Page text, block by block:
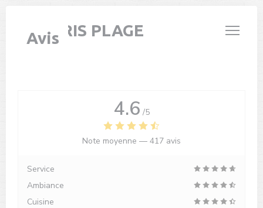
LE PARIS PLAGE
Avis
4.6 /5
Note moyenne — 417 avis
Service
Ambiance
Cuisine